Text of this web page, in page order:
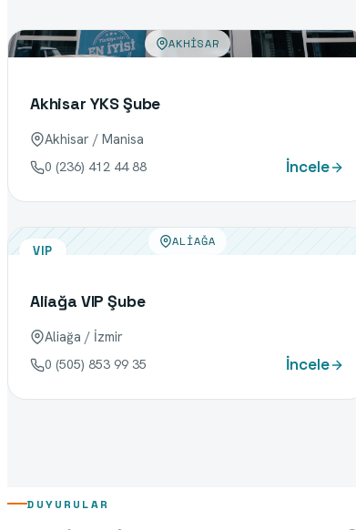
AKHISAR
Akhisar YKS Şube
Akhisar / Manisa
0 (236) 412 44 88 İncele
VIP
ALIAĞA
Aliağa VIP Şube
Aliağa / İzmir
0 (505) 853 99 35 İncele
DUYURULAR